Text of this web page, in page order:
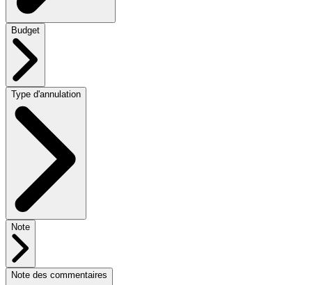
Budget
Type d'annulation
Note
Note des commentaires